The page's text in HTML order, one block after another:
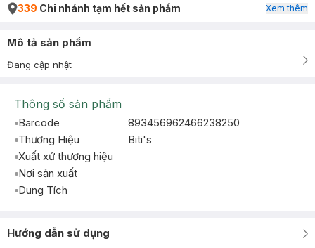
339 Chi nhánh tạm hết sản phẩm Xem thêm
Mô tả sản phẩm
Đang cập nhật
Thông số sản phẩm
Barcode
893456962466238250
Thương Hiệu
Biti's
Xuất xứ thương hiệu
Nơi sản xuất
Dung Tích
Hướng dẫn sử dụng